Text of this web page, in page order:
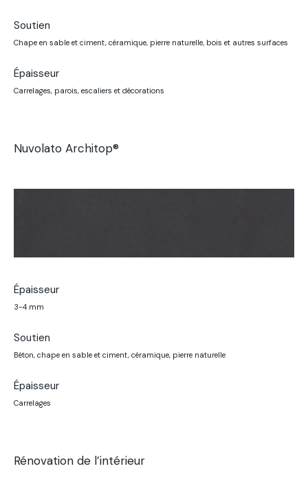
Soutien
Chape en sable et ciment, céramique, pierre naturelle, bois et autres surfaces
Épaisseur
Carrelages, parois, escaliers et décorations
Nuvolato Architop®
Épaisseur
3-4 mm
Soutien
Béton, chape en sable et ciment, céramique, pierre naturelle
Épaisseur
Carrelages
Rénovation de l’intérieur